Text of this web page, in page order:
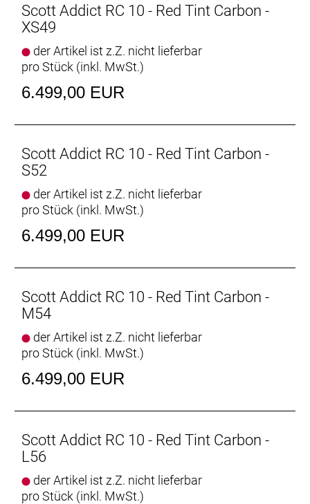
Scott Addict RC 10 - Red Tint Carbon -
XS49
der Artikel ist z.Z. nicht lieferbar
pro Stück (inkl. MwSt.)
6.499,00 EUR
Scott Addict RC 10 - Red Tint Carbon -
S52
der Artikel ist z.Z. nicht lieferbar
pro Stück (inkl. MwSt.)
6.499,00 EUR
Scott Addict RC 10 - Red Tint Carbon -
M54
der Artikel ist z.Z. nicht lieferbar
pro Stück (inkl. MwSt.)
6.499,00 EUR
Scott Addict RC 10 - Red Tint Carbon -
L56
der Artikel ist z.Z. nicht lieferbar
pro Stück (inkl. MwSt.)